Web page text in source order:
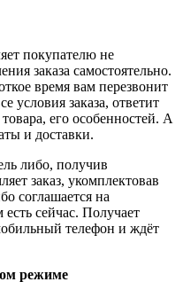
покупателю не
заказа самостоятельно.
время вам перезвонит
условия заказа, ответит
его особенностей. А
и доставки.
либо, получив
заказ, укомплектовав
соглашается на
сейчас. Получает
телефон и ждёт
режиме